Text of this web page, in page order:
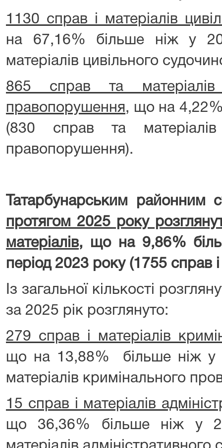
1130 справ і матеріалів
на 67,16% більше ніж у
матеріалів цивільного
865 справ та матеріалів
правопорушення, що на
(830 справ та матеріалів
правопорушення).
Татарбунарським районним
протягом 2025 року
матеріалів,
що на 9,86%
період 2023 року (1755 справ і
Із загальної кількості
за 2025 рік розглянуто:
279 справ і матеріалів
що на 13,88% більше ніж у
матеріалів кримінального
15 справ і матеріалів
що 36,36% більше ніж у